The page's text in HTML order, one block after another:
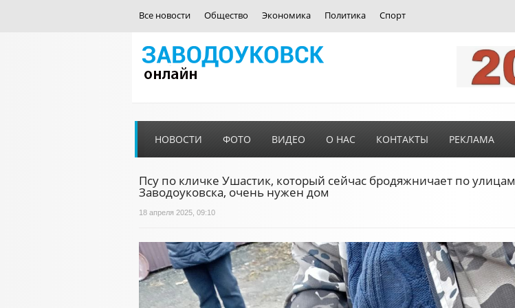
Все новости Общество Экономика Политика Спорт
НОВОСТИ ФОТО ВИДЕО О НАС КОНТАКТЫ РЕКЛАМА
Псу по кличке Ушастик, который сейчас бродяжничает по улицам
Заводоуковска, очень нужен дом
18 апреля 2025, 09:10